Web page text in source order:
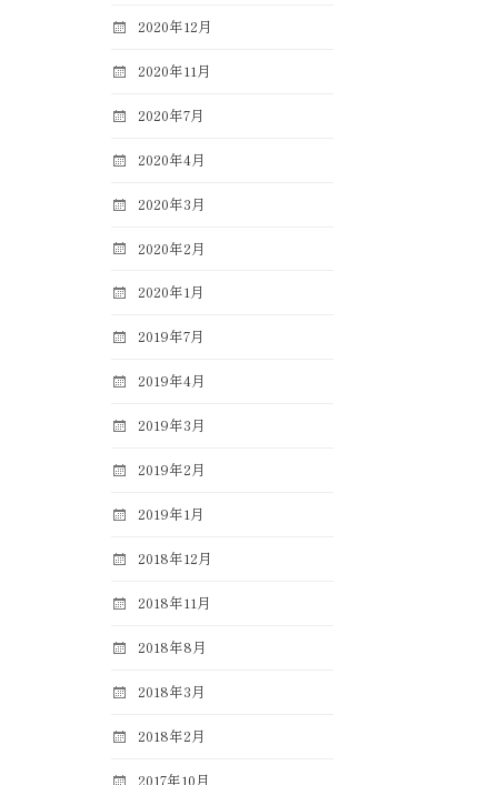
2020年12月
2020年11月
2020年7月
2020年4月
2020年3月
2020年2月
2020年1月
2019年7月
2019年4月
2019年3月
2019年2月
2019年1月
2018年12月
2018年11月
2018年8月
2018年3月
2018年2月
2017年10月